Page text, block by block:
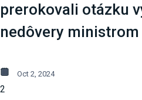
prerokovali otázku
nedôvery
Oct 2, 2024
2